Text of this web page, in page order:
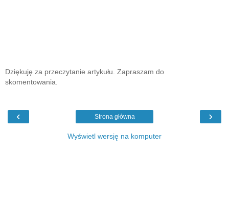
Dziękuję za przeczytanie artykułu. Zapraszam do
skomentowania.
‹ ›
Strona główna
Wyświetl wersję na komputer